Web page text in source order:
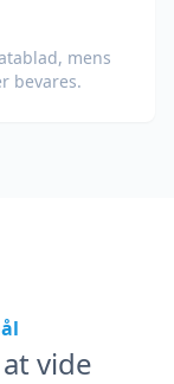
mens
bevares.
vide